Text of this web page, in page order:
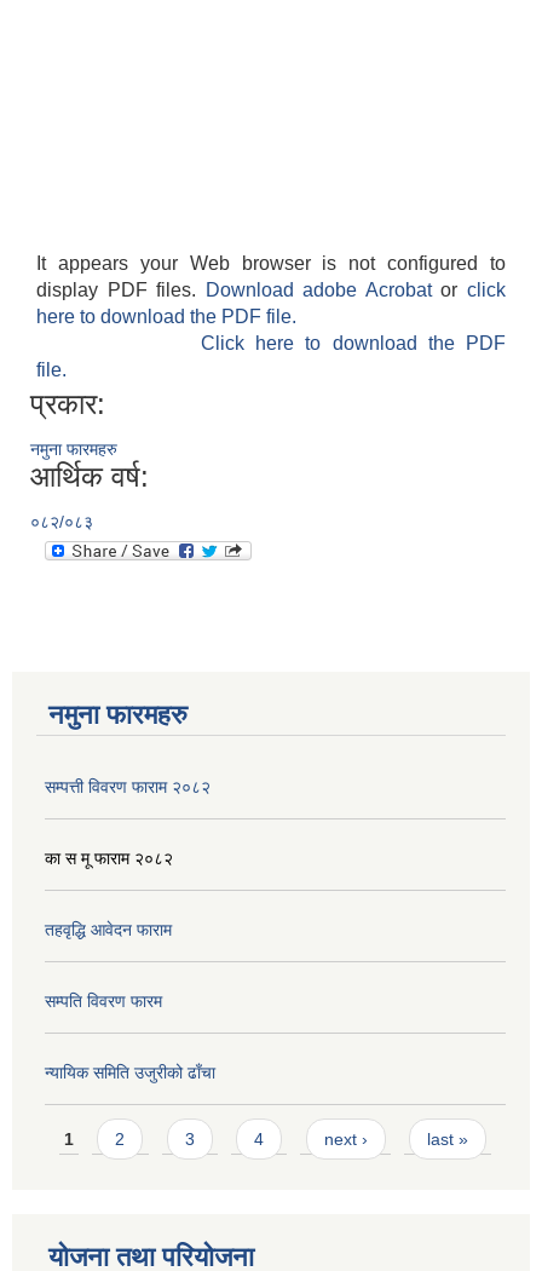
It appears your Web browser is not configured to
display PDF files.
Download adobe Acrobatorclick
here to download the PDF file.
Click here to download the PDF
file.
प्रकार:
नमुना फारमहरु
आर्थिक वर्ष:
०८२/०८३
नमुना फारमहरु
सम्पत्ती विवरण फाराम २०८२
का स मू फाराम २०८२
तहवृद्धि आवेदन फाराम
सम्पति विवरण फारम
न्यायिक समिति उजुरीको ढाँचा
Pages
1 2 3 4 next › last »
योजना तथा परियोजना